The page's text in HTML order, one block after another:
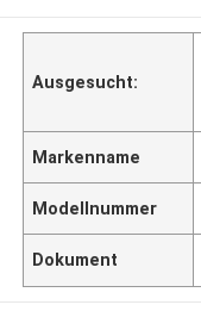
Ausgesucht:
Markenname
Modellnummer
Dokument